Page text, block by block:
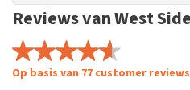
Reviews van West
Op basis van 77 customer reviews